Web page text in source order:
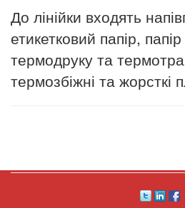
До лінійки входять
етикетковий папір,
термодруку та
термозбіжні та жорсткі